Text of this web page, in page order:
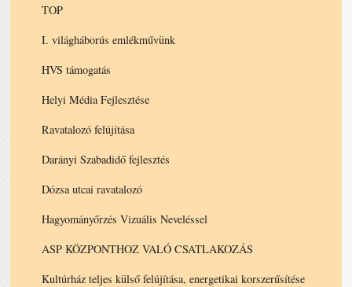
TOP
I. világháborús emlékművünk
HVS támogatás
Helyi Média Fejlesztése
Ravatalozó felújítása
Darányi Szabadidő fejlesztés
Dózsa utcai ravatalozó
Hagyományőrzés Vizuális Neveléssel
ASP KÖZPONTHOZ VALÓ CSATLAKOZÁS
Kultúrház teljes külső felújítása, energetikai korszerűsítése